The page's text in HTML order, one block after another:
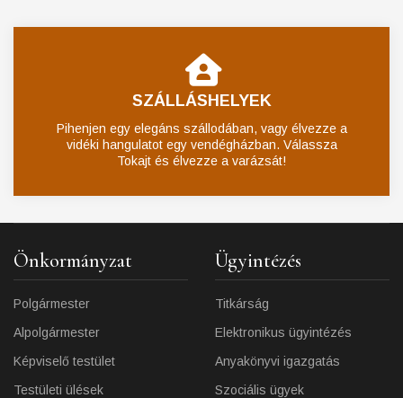
SZÁLLÁSHELYEK
Pihenjen egy elegáns szállodában, vagy élvezze a
vidéki hangulatot egy vendégházban. Válassza
Tokajt és élvezze a varázsát!
Önkormányzat
Polgármester
Alpolgármester
Képviselő testület
Testületi ülések
Ügyintézés
Titkárság
Elektronikus ügyintézés
Anyakönyvi igazgatás
Szociális ügyek